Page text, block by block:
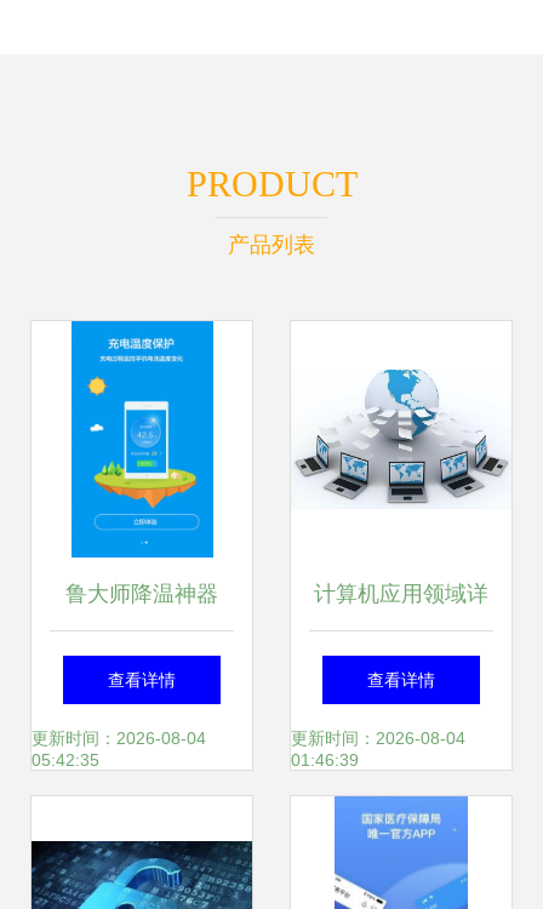
PRODUCT
产品列表
鲁大师降温神器
app免费下载 鲁大
师降温神器安卓最
软件站安卓网
查看详情
更新时间：2026-08-04
05:42:35
计算机应用领域详
解 以网络与信息安
全软件开发为核心
查看详情
更新时间：2026-08-04
01:46:39